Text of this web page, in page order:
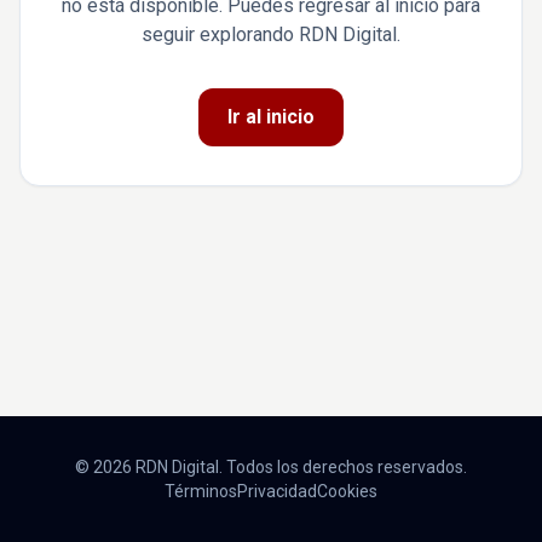
no está disponible. Puedes regresar al inicio para
seguir explorando RDN Digital.
Ir al inicio
© 2026 RDN Digital. Todos los derechos reservados.
TérminosPrivacidadCookies